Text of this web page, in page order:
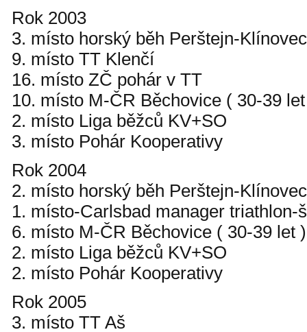
Rok 2003
3. místo horský běh Perštejn-Klínovec
9. místo TT Klenčí
16. místo ZČ pohár v TT
10. místo M-ČR Běchovice ( 30-39
2. místo Liga běžců KV+SO
3. místo Pohár Kooperativy
Rok 2004
2. místo horský běh Perštejn-Klínovec
1. místo-Carlsbad manager triathlon-
6. místo M-ČR Běchovice ( 30-39 let )
2. místo Liga běžců KV+SO
2. místo Pohár Kooperativy
Rok 2005
3. místo TT Aš